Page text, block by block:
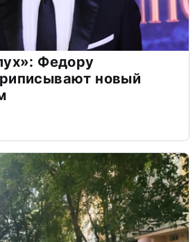
Федору
новый